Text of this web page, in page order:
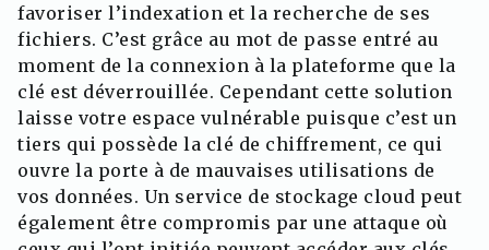
favoriser l’indexation et la recherche de ses
fichiers. C’est grâce au mot de passe entré au
moment de la connexion à la plateforme que la
clé est déverrouillée. Cependant cette solution
laisse votre espace vulnérable puisque c’est un
tiers qui possède la clé de chiffrement, ce qui
ouvre la porte à de mauvaises utilisations de
vos données. Un service de stockage cloud peut
également être compromis par une attaque où